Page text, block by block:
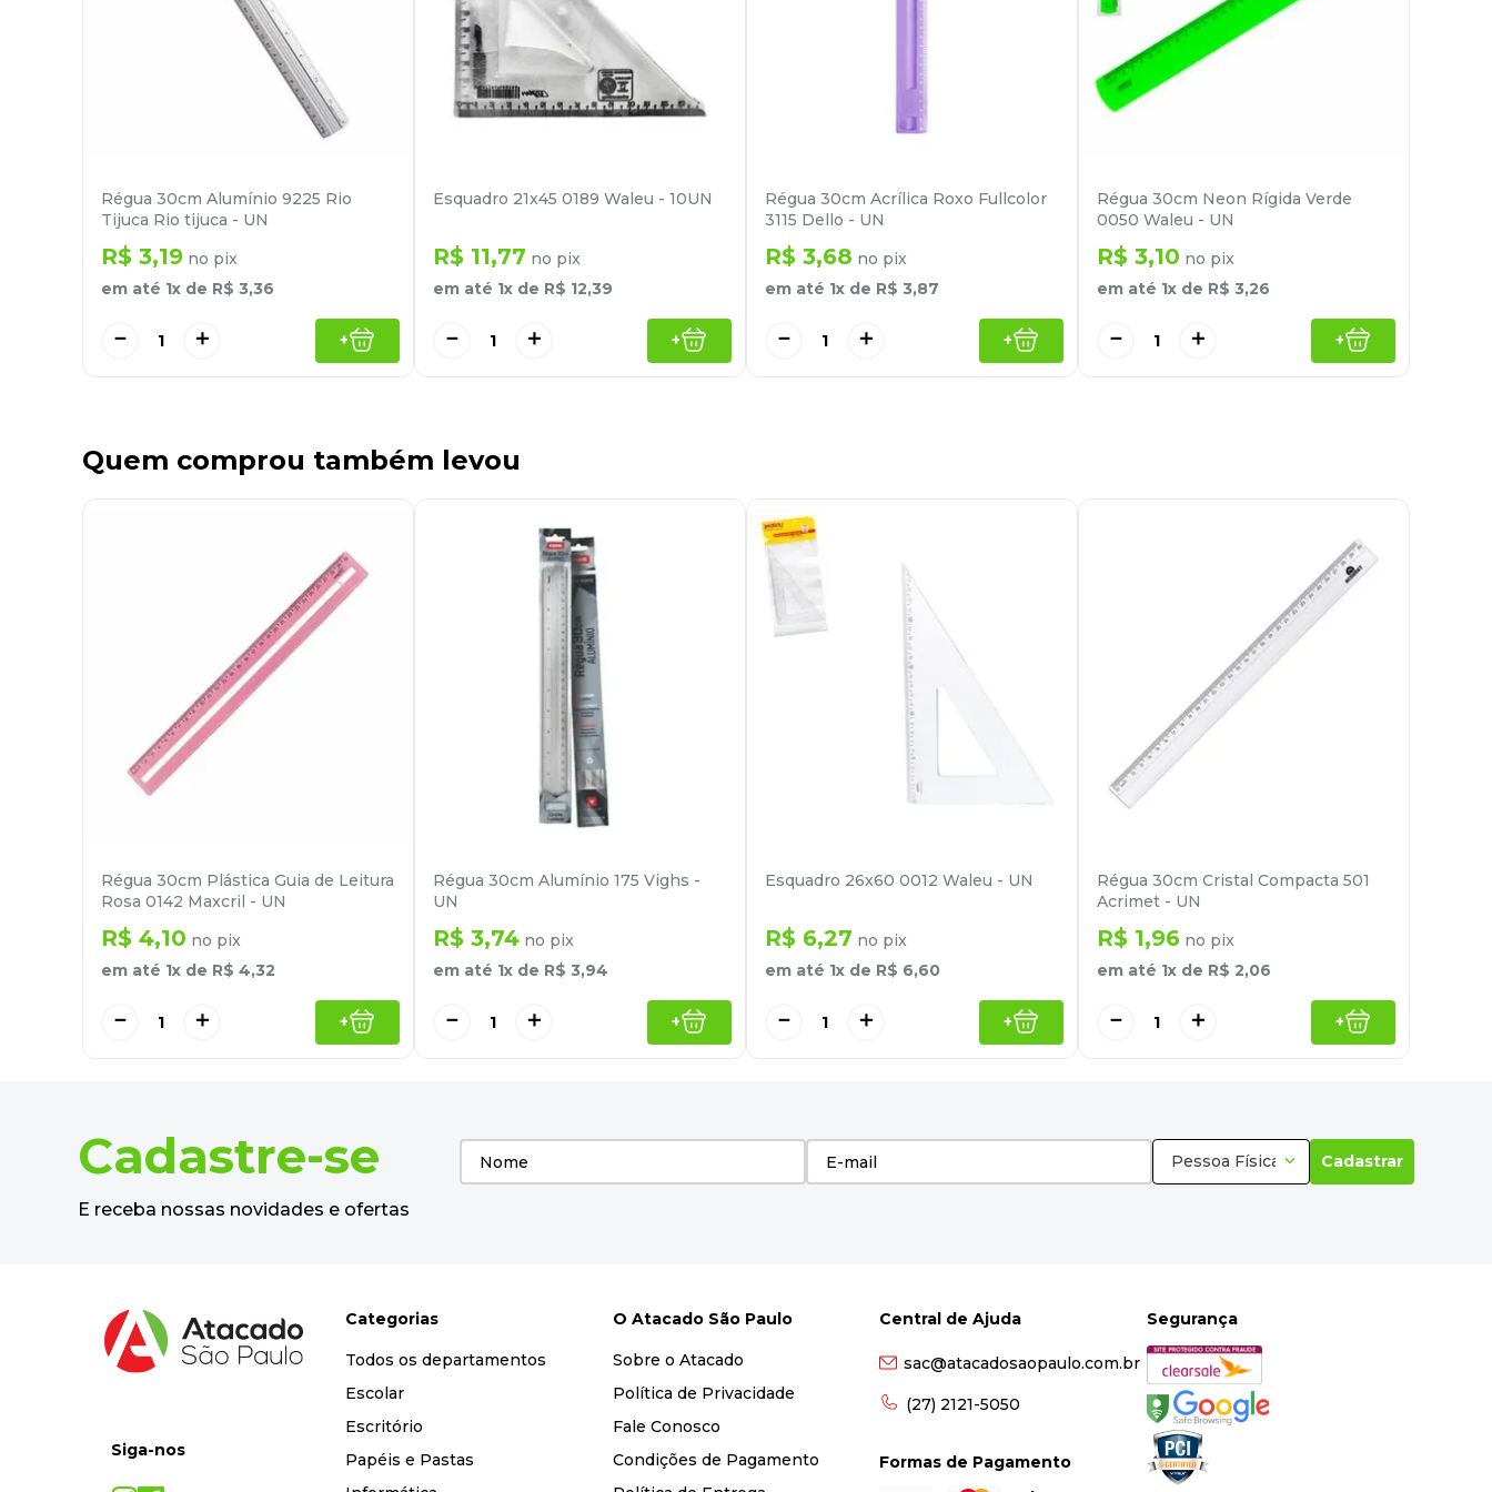
Régua 30cm Alumínio 9225 Rio
Tijuca Rio tijuca - UN
R$ 3,19 no pix
em até 1x de R$ 3,36
＋
－ +
Esquadro 21x45 0189 Waleu - 10UN
R$ 11,77 no pix
em até 1x de R$ 12,39
＋
－ +
Régua 30cm Acrílica Roxo Fullcolor
3115 Dello - UN
R$ 3,68 no pix
em até 1x de R$ 3,87
＋
－ +
Régua 30cm Neon Rígida Verde
0050 Waleu - UN
R$ 3,10 no pix
em até 1x de R$ 3,26
＋
－ +
Quem comprou também levou
Régua 30cm Plástica Guia de Leitura
Rosa 0142 Maxcril - UN
R$ 4,10 no pix
em até 1x de R$ 4,32
＋
－ +
Régua 30cm Alumínio 175 Vighs -
UN
R$ 3,74 no pix
em até 1x de R$ 3,94
＋
－ +
Esquadro 26x60 0012 Waleu - UN
R$ 6,27 no pix
em até 1x de R$ 6,60
＋
－ +
Régua 30cm Cristal Compacta 501
Acrimet - UN
R$ 1,96 no pix
em até 1x de R$ 2,06
＋
－ +
Cadastre-se
E receba nossas novidades e ofertas
Pessoa Física Cadastrar
Siga-nos
Categorias
Todos os departamentos
Escolar
Escritório
Papéis e Pastas
O Atacado São Paulo
Sobre o Atacado
Política de Privacidade
Fale Conosco
Condições de Pagamento
Central de Ajuda
sac@atacadosaopaulo.com.br
(27) 2121-5050
Formas de Pagamento
Segurança